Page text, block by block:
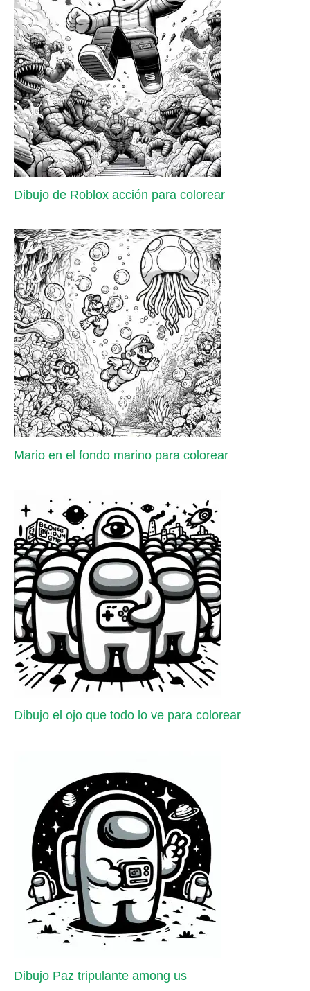
Dibujo de Roblox acción para colorear
Mario en el fondo marino para colorear
Dibujo el ojo que todo lo ve para colorear
Dibujo Paz tripulante among us